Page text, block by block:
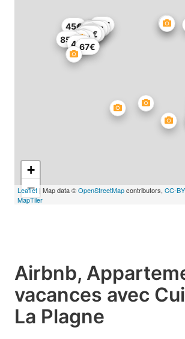
102€
66€
55€
56€
45€
85€
110€
56€
67€
113€
45€
+
−
Leaflet | Map data ©OpenStreetMapcontributors, CC-
MapTiler
Airbnb,
vacances avec
La Plagne